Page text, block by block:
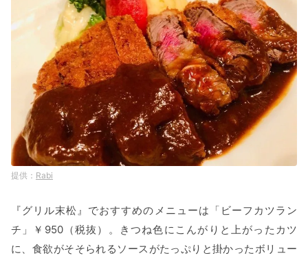
Rabi
『グリル末松』でおすすめのメニューは「ビーフカツラン
チ」￥950（税抜）。きつね色にこんがりと上がったカツ
に、食欲がそそられるソースがたっぷりと掛かったボリュー